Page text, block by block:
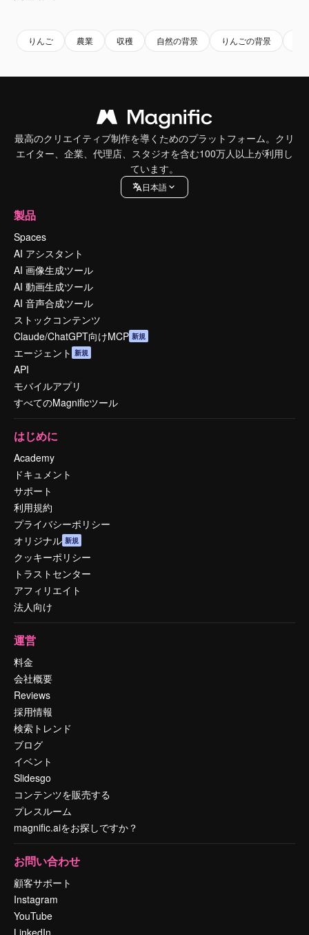
りんご 農業 収穫 自然の背景 りんごの背景
最高のクリエイティブ制作を導くためのプラットフォーム。クリ
エイター、企業、代理店、スタジオを含む100万人以上が利用し
ています。
日本語
製品
Spaces
AI アシスタント
AI 画像生成ツール
AI 動画生成ツール
AI 音声合成ツール
ストックコンテンツ
Claude/ChatGPT向けMCP 新規
エージェント 新規
API
モバイルアプリ
すべてのMagnificツール
はじめに
Academy
ドキュメント
サポート
利用規約
プライバシーポリシー
オリジナル 新規
クッキーポリシー
トラストセンター
アフィリエイト
法人向け
運営
料金
会社概要
Reviews
採用情報
検索トレンド
ブログ
イベント
Slidesgo
コンテンツを販売する
プレスルーム
magnific.aiをお探しですか？
お問い合わせ
顧客サポート
Instagram
YouTube
LinkedIn